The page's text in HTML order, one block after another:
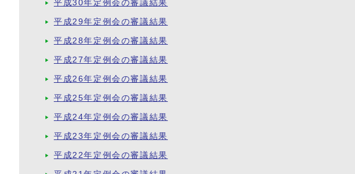
平成30年定例会の審議結果
平成29年定例会の審議結果
平成28年定例会の審議結果
平成27年定例会の審議結果
平成26年定例会の審議結果
平成25年定例会の審議結果
平成24年定例会の審議結果
平成23年定例会の審議結果
平成22年定例会の審議結果